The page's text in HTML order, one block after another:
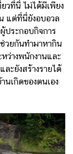
ที่นี่ ไม่ได้มีเพียง
แต่ที่นี่ยังอบอวล
ประกอบกิจการ
วยกันทำมาหากิน
ว่างพนักงานและ
ละยังสร้างรายได้
เกิดของตนเอง